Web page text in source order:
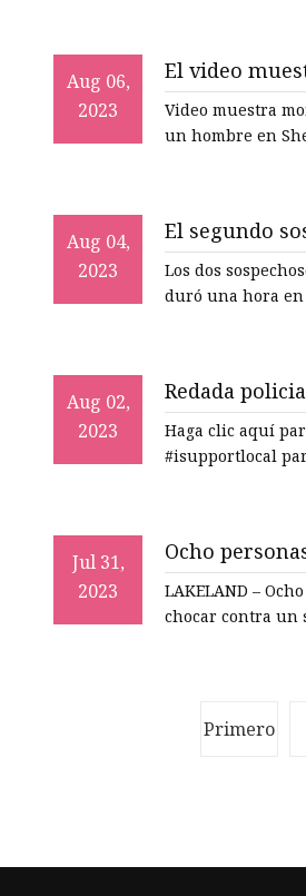
Aug 06,
2023
El video
atropellara y
Video muestra
un hombre en
Aug 04,
2023
El segundo
robadas
Los dos
duró una hora
Aug 02,
2023
Redada
Haga clic aquí para
#isupportlocal
Jul 31,
2023
Ocho
tractor
LAKELAND –
chocar contra un
Primero